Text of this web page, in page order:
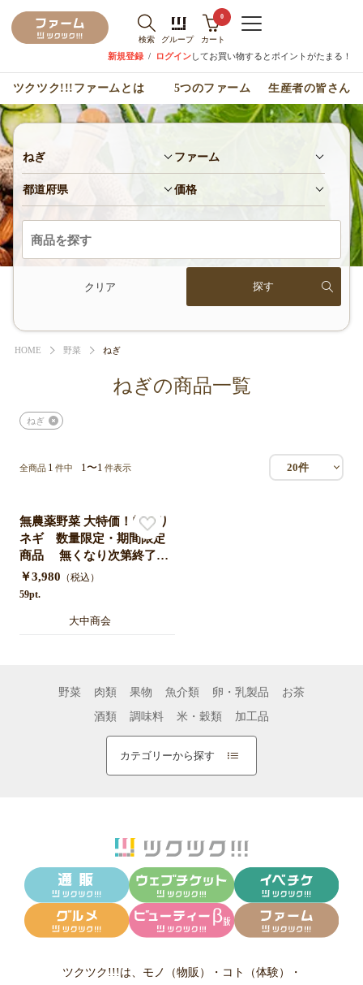
検索 グループ
0
カート
新規登録 / ログインしてお買い物するとポイントがたまる！
ツクツク!!!ファームとは 5つのファーム 生産者の皆さん
ねぎ ファーム
都道府県 価格
クリア
HOME 野菜 ねぎ
ねぎの商品一覧
ねぎ
全商品 1 件中 1〜1 件表示 20件
無農薬野菜 大特価！雪堀り
ネギ 数量限定・期間限定
商品 無くなり次第終了
【一部地域を除き送料無
料】
￥3,980 （税込）
59pt.
大中商会
野菜 肉類 果物 魚介類 卵・乳製品
お茶
酒類
調味料 米・穀類 加工品
カテゴリーから探す
ツクツク!!!は、 モノ（物販） ・ コト（体験）
・